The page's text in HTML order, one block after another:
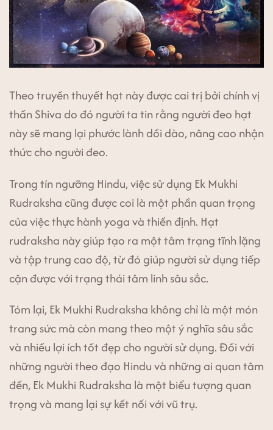
Theo truyền thuyết hạt này được cai trị bởi chính vị
thần Shiva do đó người ta tin rằng người đeo hạt
này sẽ mang lại phước lành dồi dào, nâng cao nhận
thức cho người đeo.
Trong tín ngưỡng Hindu, việc sử dụng Ek Mukhi
Rudraksha cũng được coi là một phần quan trọng
của việc thực hành yoga và thiền định. Hạt
rudraksha này giúp tạo ra một tâm trạng tĩnh lặng
và tập trung cao độ, từ đó giúp người sử dụng tiếp
cận được với trạng thái tâm linh sâu sắc.
Tóm lại, Ek Mukhi Rudraksha không chỉ là một món
trang sức mà còn mang theo một ý nghĩa sâu sắc
và nhiều lợi ích tốt đẹp cho người sử dụng. Đối với
những người theo đạo Hindu và những ai quan tâm
đến, Ek Mukhi Rudraksha là một biểu tượng quan
trọng và mang lại sự kết nối với vũ trụ.